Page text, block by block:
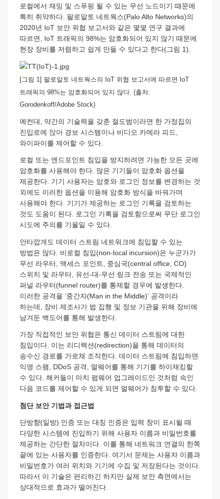
로컬에서 재밍 및 스푸핑 될 수 있는 무선 노드이기 때문에
특히 취약하다. 팔로알토 네트웍스(Palo Alto Networks)의
2020년 IoT 보안 위협 보고서와 같은 몇몇 연구 결과에
따르면, IoT 트래픽의 98%는 암호화되어 있지 않기 때문에
현장 장비를 저렴하고 쉽게 만들 수 있다고 한다(그림 1).
[그림 1] 팔로알토 네트웍스의 IoT 위협 보고서에 따르면 IoT
트래픽의 98%는 암호화되어 있지 않다. (출처:
Gorodenkoff/Adobe Stock)
예컨대, 약간의 기술력을 갖춘 절도범이라면 한 가정집의
진입로에 앉아 경보 시스템이나 비디오 카메라 피드,
와이파이를 제어할 수 있다.
로컬 또는 엔드포인트 침입을 방지하려면 가능한 모든 곳에
암호화를 사용해야 한다. 많은 기기들이 암호화 옵션을
제공한다. 기기 사용자는 암호와 로그인 정보를 변경하는 것
외에도 이러한 옵션을 이용해 암호화 방식을 바꿔가며
사용해야 한다. 기기가 제공하는 로그인 기록을 검토하는
것도 도움이 된다. 로그인 기록을 검토함으로써 무단 로그인
시도에 주의를 기울일 수 있다.
안타깝게도 데이터 스트림 네트워크에 침입할 수 있는
방법은 많다. 비로컬 침입(non-local incursion)은 누군가가
무선 라우터, 액세스 포인트, 중심국(central office, CO)
스위치 및 라우터, 유선-대-무선 링크 전송 또는 국제적인
퍼널 라우터(funnel router)를 통제할 경우에 발생한다.
이러한 공격을 ‘중간자(Man in the Middle)’ 공격이라
하는데, 장비 제조사가 법 집행 및 정보 기관을 위해 장비에
남겨둔 백도어를 통해 발생한다.
가장 직접적인 보안 위협은 통신 데이터 스트림에 대한
침입이다. 이는 리디렉션(redirection)을 통해 데이터의
송수신 경로를 가로채 조작한다. 데이터 스트림에 침입하면
익명 스팸, DDoS 공격, 멀웨어를 통해 기기를 하이재킹할
수 있다. 해커들이 마치 펌웨어 업그레이드인 것처럼 속인
다음 코드를 제어할 수 있게 되면 멀웨어가 침투할 수 있다.
첨단 보안 기법과 접근법
단방향(일방) 인증 또는 대칭 인증은 입력 창이 표시될 때
다양한 시스템에 진입하기 위해 사용자 이름과 비밀번호를
제공하는 간단한 절차이다. 이를 통해 네트워크 연결의 한쪽
끝에 있는 사용자를 인증한다. 여기서 문제는 사용자 이름과
비밀번호가 여러 위치와 기기에 수집 및 저장된다는 것이다.
따라서 이 기술은 편리하긴 하지만 실제 보안 측면에서는
상대적으로 효과가 떨어진다.